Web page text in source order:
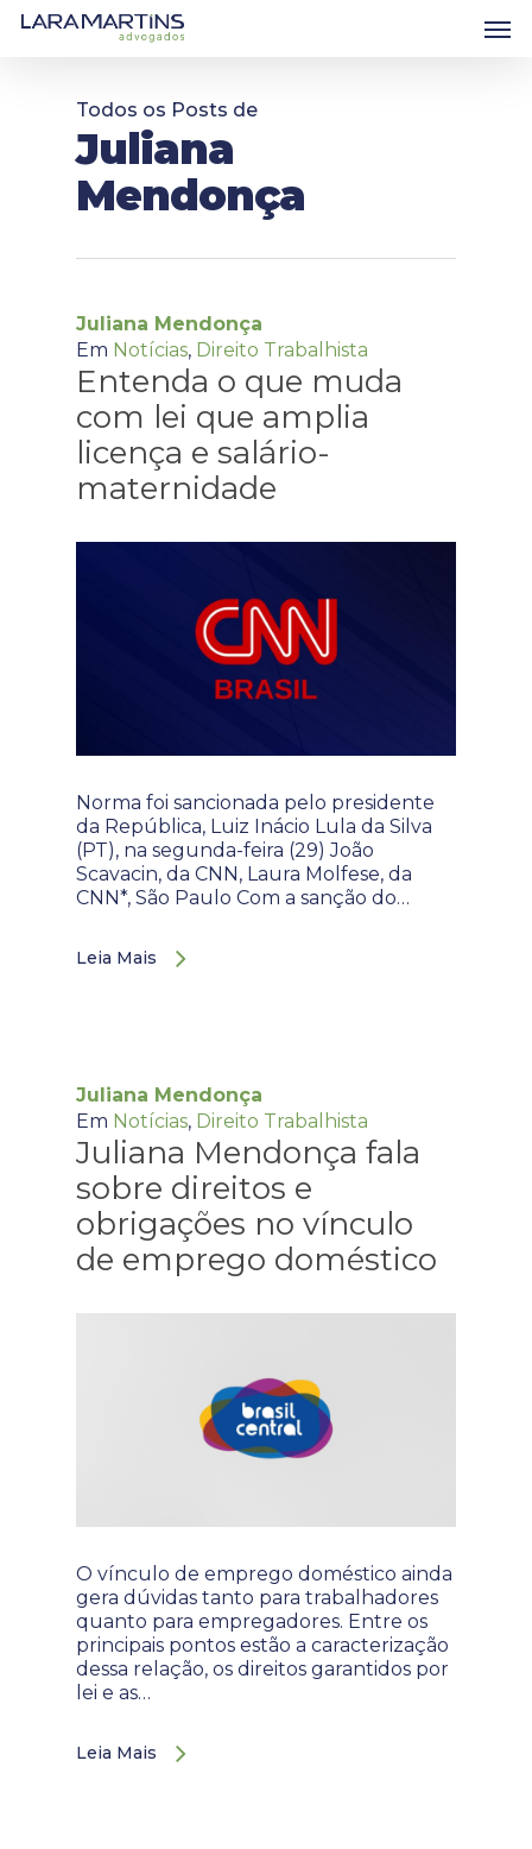
Skip
Todos os Posts de
Juliana
Mendonça
Juliana Mendonça
Em Notícias, Direito Trabalhista
Entenda o que muda
com lei que amplia
licença e salário-
maternidade
Norma foi sancionada pelo presidente
da República, Luiz Inácio Lula da Silva
(PT), na segunda-feira (29) João
Scavacin, da CNN, Laura Molfese, da
CNN*, São Paulo Com a sanção do…
Leia Mais
Juliana Mendonça
Em Notícias, Direito Trabalhista
Juliana Mendonça fala
sobre direitos e
obrigações no vínculo
de emprego doméstico
O vínculo de emprego doméstico ainda
gera dúvidas tanto para trabalhadores
quanto para empregadores. Entre os
principais pontos estão a caracterização
dessa relação, os direitos garantidos por
lei e as…
Leia Mais